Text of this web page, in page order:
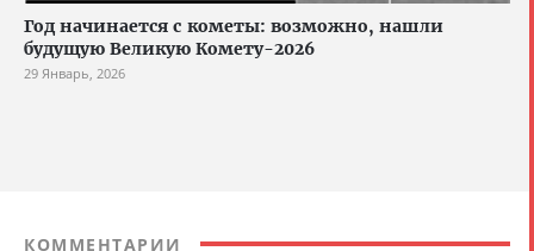
Год начинается с кометы: возможно, нашли
будущую Великую Комету-2026
29 Январь, 2026
КОММЕНТАРИИ